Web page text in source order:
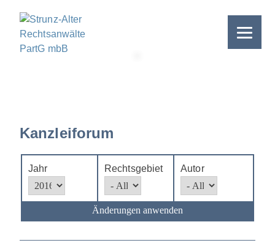
Kanzleiforum
Jahr Rechtsgebiet Autor
Änderungen anwenden